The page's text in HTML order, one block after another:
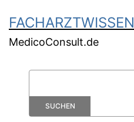
FACHARZTWISSEN
MedicoConsult.de